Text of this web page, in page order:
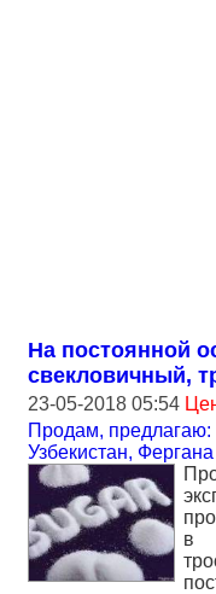
На постоянной
свекловичный,
23-05-2018 05:54
Продам, предлагаю:
Узбекистан, Фергана
в